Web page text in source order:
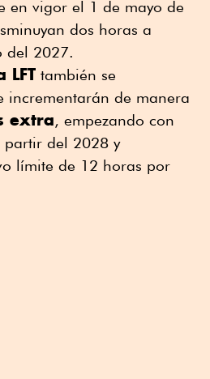
en vigor el 1 de mayo de
dos horas a
del 2027.
también se
incrementarán de manera
extra, empezando con
del 2028 y
límite de 12 horas por